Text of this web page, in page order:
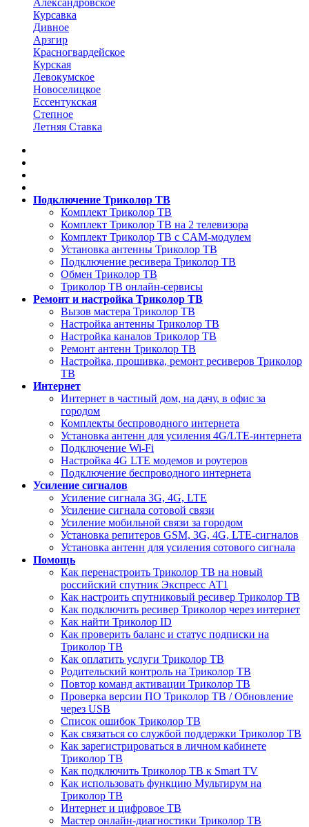
Александровское
Курсавка
Дивное
Арзгир
Красногвардейское
Курская
Левокумское
Новоселицкое
Ессентукская
Степное
Летняя Ставка
Подключение Триколор ТВ
Комплект Триколор ТВ
Комплект Триколор ТВ на 2 телевизора
Комплект Триколор ТВ с CAM-модулем
Установка антенны Триколор ТВ
Подключение ресивера Триколор ТВ
Обмен Триколор ТВ
Триколор ТВ онлайн-сервисы
Ремонт и настройка Триколор ТВ
Вызов мастера Триколор ТВ
Настройка антенны Триколор ТВ
Настройка каналов Триколор ТВ
Ремонт антенн Триколор ТВ
Настройка, прошивка, ремонт ресиверов Триколор
ТВ
Интернет
Интернет в частный дом, на дачу, в офис за
городом
Комплекты беспроводного интернета
Установка антенн для усиления 4G/LTE-интернета
Подключение Wi-Fi
Настройка 4G LTE модемов и роутеров
Подключение беспроводного интернета
Усиление сигналов
Усиление сигнала 3G, 4G, LTE
Усиление сигнала сотовой связи
Усиление мобильной связи за городом
Установка репитеров GSM, 3G, 4G, LTE-сигналов
Установка антенн для усиления сотового сигнала
Помощь
Как перенастроить Триколор ТВ на новый
российский спутник Экспресс АТ1
Как настроить спутниковый ресивер Триколор ТВ
Как подключить ресивер Триколор через интернет
Как найти Триколор ID
Как проверить баланс и статус подписки на
Триколор ТВ
Как оплатить услуги Триколор ТВ
Родительский контроль на Триколор ТВ
Повтор команд активации Триколор ТВ
Проверка версии ПО Триколор ТВ / Обновление
через USB
Список ошибок Триколор ТВ
Как связаться со службой поддержки Триколор ТВ
Как зарегистрироваться в личном кабинете
Триколор ТВ
Как подключить Триколор ТВ к Smart TV
Как использовать функцию Мультирум на
Триколор ТВ
Интернет и цифровое ТВ
Мастер онлайн-диагностики Триколор ТВ